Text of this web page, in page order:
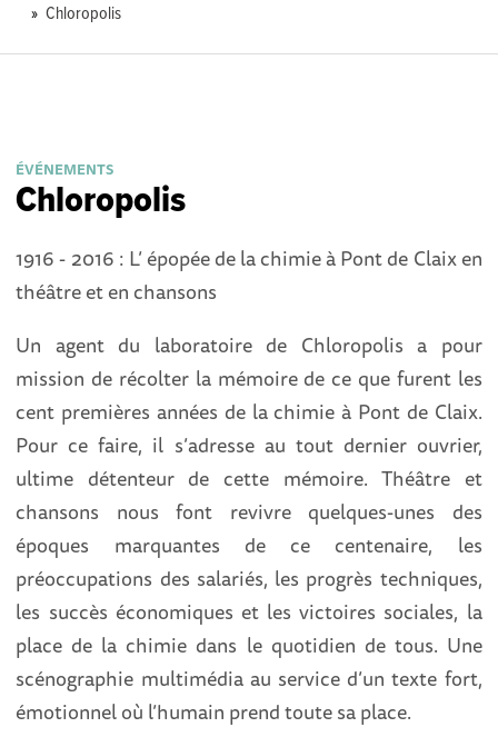
Chloropolis
ÉVÉNEMENTS
Chloropolis
1916 - 2016 : L’ épopée de la chimie à Pont de Claix en
théâtre et en chansons
Un agent du laboratoire de Chloropolis a pour
mission de récolter la mémoire de ce que furent les
cent premières années de la chimie à Pont de Claix.
Pour ce faire, il s’adresse au tout dernier ouvrier,
ultime détenteur de cette mémoire. Théâtre et
chansons nous font revivre quelques-unes des
époques marquantes de ce centenaire, les
préoccupations des salariés, les progrès techniques,
les succès économiques et les victoires sociales, la
place de la chimie dans le quotidien de tous. Une
scénographie multimédia au service d’un texte fort,
émotionnel où l’humain prend toute sa place.